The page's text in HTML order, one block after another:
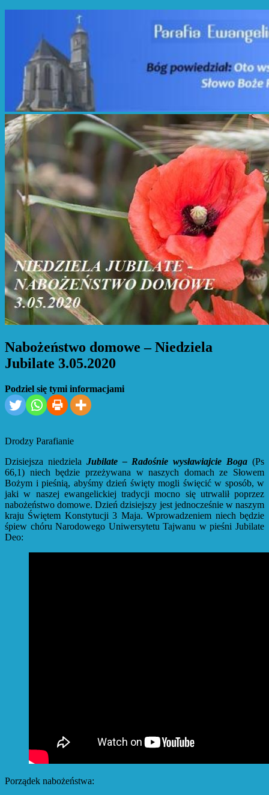
Nabożeństwo domowe – Niedziela
Jubilate 3.05.2020
Podziel się tymi informacjami
Drodzy Parafianie
Dzisiejsza niedziela Jubilate – Radośnie wysławiajcie Boga (Ps
66,1) niech będzie przeżywana w naszych domach ze Słowem
Bożym i pieśnią, abyśmy dzień święty mogli święcić w sposób, w
jaki w naszej ewangelickiej tradycji mocno się utrwalił poprzez
nabożeństwo domowe. Dzień dzisiejszy jest jednocześnie w naszym
kraju Świętem Konstytucji 3 Maja. Wprowadzeniem niech będzie
śpiew chóru Narodowego Uniwersytetu Tajwanu w pieśni Jubilate
Deo:
Porządek nabożeństwa: